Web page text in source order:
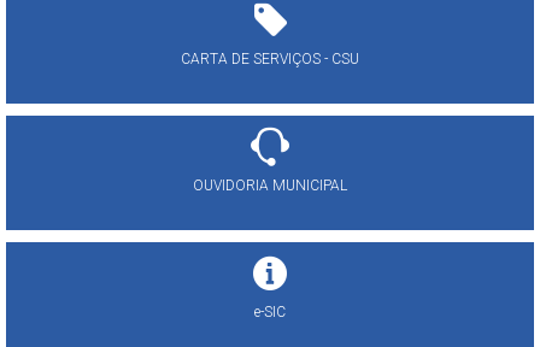
CARTA DE SERVIÇOS - CSU
OUVIDORIA MUNICIPAL
e-SIC